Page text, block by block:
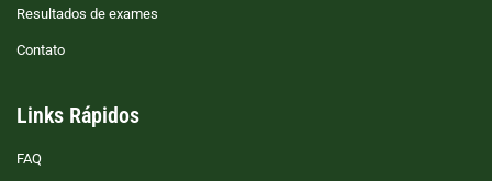
Resultados de exames
Contato
Links Rápidos
FAQ